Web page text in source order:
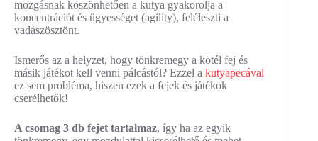
mozgásnak köszönhetően a kutya gyakorolja a
koncentrációt és ügyességet (agility), feléleszti a
vadászösztönt.
Ismerős az a helyzet, hogy tönkremegy a kötél fej és
másik játékot kell venni pálcástól? Ezzel a kutyapecával
ez sem probléma, hiszen ezek a fejek és játékok
cserélhetők!
A csomag 3 db fejet tartalmaz, így ha az egyik